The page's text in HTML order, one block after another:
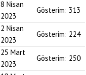
8 Nisan
2023
Gösterim: 313
2 Nisan
2023
Gösterim: 224
25 Mart
2023
Gösterim: 250